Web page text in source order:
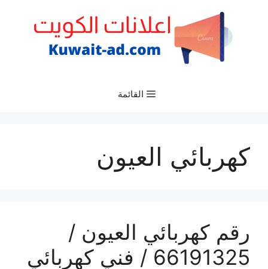
القائمة
كهربائي العيون
رقم كهربائي العيون /
66191325‬ / فني كهربائي